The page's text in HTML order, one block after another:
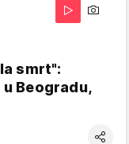
smrt":
Beogradu,